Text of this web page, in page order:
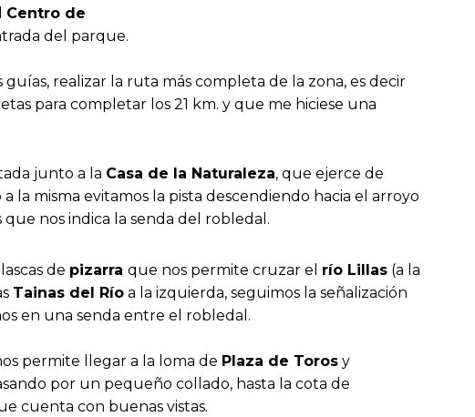
Centro de
del parque.
realizar la ruta más completa de la zona, es decir
para completar los 21 km. y que me hiciese una
junto a la Casa de la Naturaleza, que ejerce de
la misma evitamos la pista descendiendo hacia el arroyo
nos indica la senda del robledal.
de pizarra que nos permite cruzar el río Lillas (a la
Tainas del Río a la izquierda, seguimos la señalización
en una senda entre el robledal.
permite llegar a la loma de Plaza de Torosy
por un pequeño collado, hasta la cota de
cuenta con buenas vistas.